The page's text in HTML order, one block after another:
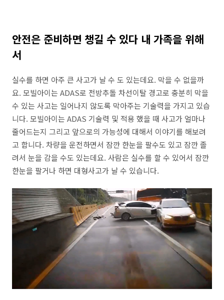
안전은 준비하면 챙길 수 있다 내 가족을 위해
서
실수를 하면 아주 큰 사고가 날 수 도 있는데요. 막을 수 없을까
요. 모빌아이는 ADAS로 전방추돌 차선이탈 경고로 충분히 막을
수 있는 사고는 일어나지 않도록 막아주는 기술력을 가지고 있습
니다. 모빌아이는 ADAS 기술력 및 적용 했을 때 사고가 얼마나
줄어드는지 그리고 앞으로의 가능성에 대해서 이야기를 해보려
고 합니다. 차량을 운전하면서 잠깐 한눈을 팔수도 있고 잠깐 졸
려서 눈을 감을 수도 있는데요. 사람은 실수를 할 수 있어서 잠깐
한눈을 팔거나 하면 대형사고가 날 수 있습니다.